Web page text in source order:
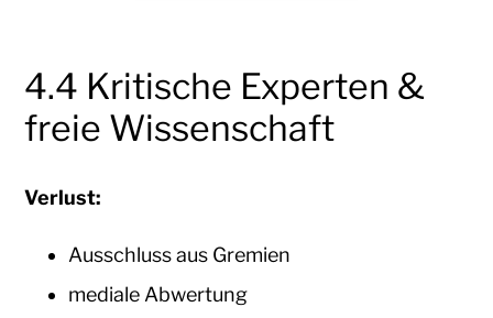
4.4 Kritische Experten &
freie Wissenschaft
Verlust:
Ausschluss aus Gremien
mediale Abwertung